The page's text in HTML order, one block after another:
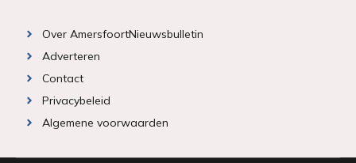
Over AmersfoortNieuwsbulletin
Adverteren
Contact
Privacybeleid
Algemene voorwaarden